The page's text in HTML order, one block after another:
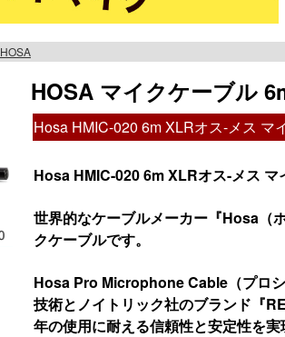
HOSA
HOSA マイクケーブル
Hosa HMIC-020 6m XLRオス-メス マ
Hosa HMIC-020 6m XLRオス-メス マ
世界的なケーブルメーカー『Hosa（
クケーブルです。
Hosa Pro Microphone Cable（プロ
技術とノイトリック社のブランド『
年の使用に耐える信頼性と安定性を実